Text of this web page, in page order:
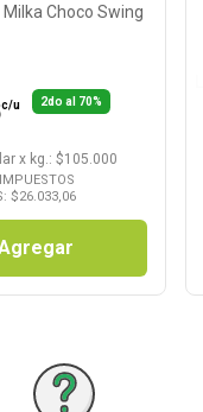
Choco Swing
c/u 2do al 70%
x kg.: $105.000
$26.033,06